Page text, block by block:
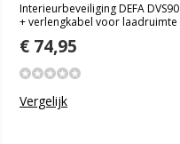
Interieurbeveiliging DEFA DVS90
+ verlengkabel voor laadruimte
€ 74,95
Vergelijk